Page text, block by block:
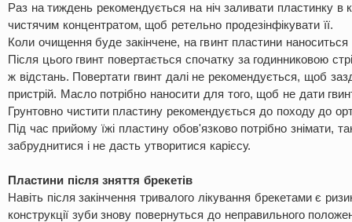
Раз на тиждень рекомендується на ніч заливати пластинку в
чистячим концентратом, щоб ретельно продезінфікувати її.
Коли очищення буде закінчене, на гвинт пластини наноситься
Після цього гвинт повертається спочатку за годинниковою
ж відстань. Повертати гвинт далі не рекомендується, щоб
пристрій. Масло потрібно наносити для того, щоб не дати
Грунтовно чистити пластину рекомендується до походу до
Під час прийому їжі пластину обов'язково потрібно знімати,
забруднитися і не дасть утворитися карієсу.
Пластини після зняття брекетів
Навіть після закінчення тривалого лікування брекетами є
конструкції зуби знову повернуться до неправильного